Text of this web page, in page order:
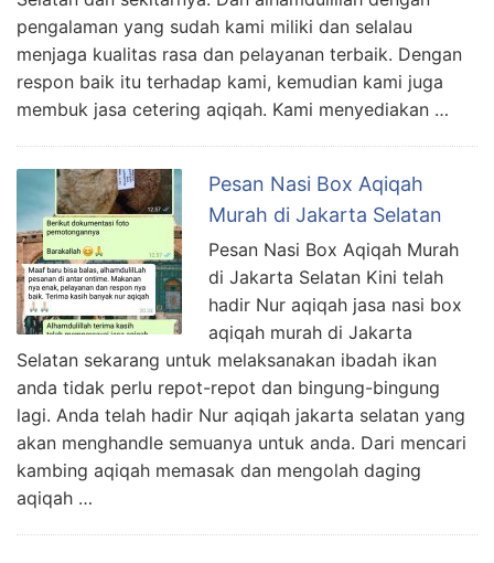
pengalaman yang sudah kami miliki dan selalau
menjaga kualitas rasa dan pelayanan terbaik. Dengan
respon baik itu terhadap kami, kemudian kami juga
membuk jasa cetering aqiqah. Kami menyediakan …
Pesan Nasi Box Aqiqah
Murah di Jakarta Selatan
Pesan Nasi Box Aqiqah Murah
di Jakarta Selatan Kini telah
hadir Nur aqiqah jasa nasi box
aqiqah murah di Jakarta
Selatan sekarang untuk melaksanakan ibadah ikan
anda tidak perlu repot-repot dan bingung-bingung
lagi. Anda telah hadir Nur aqiqah jakarta selatan yang
akan menghandle semuanya untuk anda. Dari mencari
kambing aqiqah memasak dan mengolah daging
aqiqah …